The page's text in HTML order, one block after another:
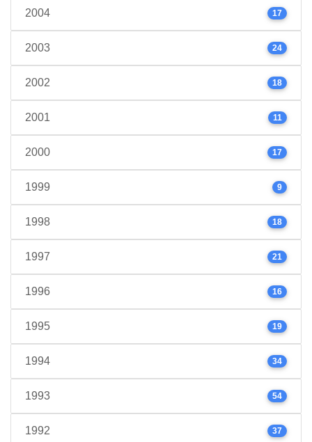
2004 17
2003 24
2002 18
2001 11
2000 17
1999 9
1998 18
1997 21
1996 16
1995 19
1994 34
1993 54
1992 37